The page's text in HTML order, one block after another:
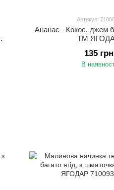
Артикул:
Ананас - Кокос, джем
ТМ
135 грн
В